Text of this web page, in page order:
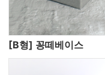
[B형] 꽁떼베이스